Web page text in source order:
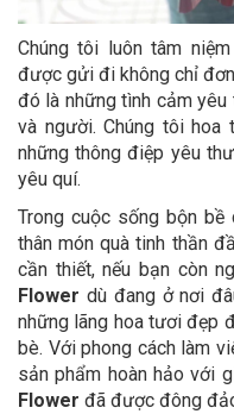
Chúng tôi luôn tâm
được gửi đi không chỉ
đó là những tình cảm
và người. Chúng tôi hoa
những thông điệp yêu
yêu quí.
Trong cuộc sống bộn
thân món quà tinh thần
cần thiết, nếu bạn còn
Flower dù đang ở nơi
những lãng hoa tươi đẹp
bè. Với phong cách làm
sản phẩm hoàn hảo với
Flower đã được đông